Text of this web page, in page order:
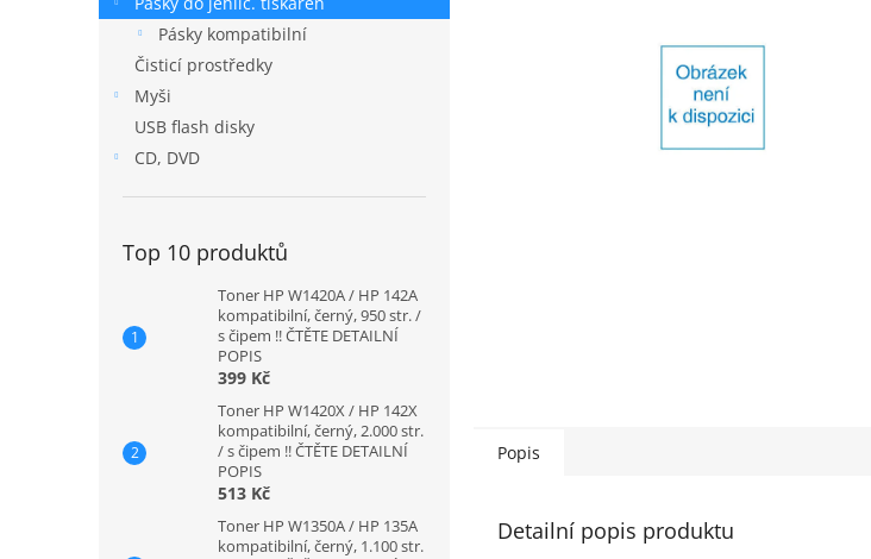
n
Pásky kompatibilní
Čisticí prostředky
Myši
USB flash disky
CD, DVD
Top 10 produktů
Toner HP W1420A / HP 142A
kompatibilní, černý, 950 str. /
s čipem !! ČTĚTE DETAILNÍ
POPIS
399 Kč
Toner HP W1420X / HP 142X
kompatibilní, černý, 2.000 str.
/ s čipem !! ČTĚTE DETAILNÍ
POPIS
513 Kč
Toner HP W1350A / HP 135A
kompatibilní, černý, 1.100 str.
Popis
Detailní popis produktu